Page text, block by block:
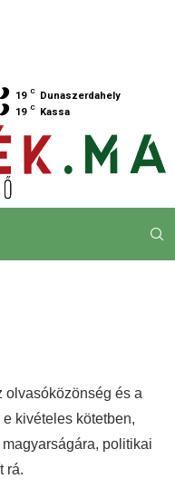
19 C
Dunaszerdahely
19 C Kassa
olvasóközönség és a
kivételes kötetben,
politikai
rá.